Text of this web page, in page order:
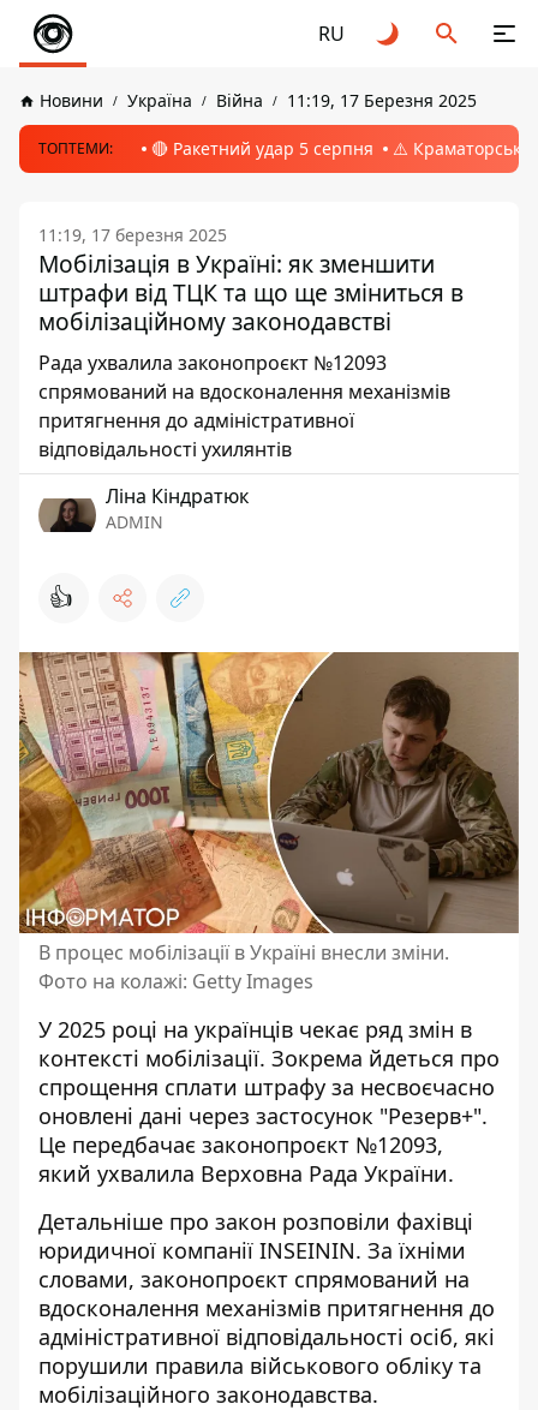
RU
Новини Україна Війна 11:19, 17 Березня 2025
ТОПТЕМИ: 🔴 Ракетний удар 5 серпня ⚠️ Краматорськ,
11:19, 17 березня 2025
Мобілізація в Україні: як зменшити
штрафи від ТЦК та що ще зміниться в
мобілізаційному законодавстві
Рада ухвалила законопроєкт №12093
спрямований на вдосконалення механізмів
притягнення до адміністративної
відповідальності ухилянтів
Ліна Кіндратюк
ADMIN
👍
В процес мобілізації в Україні внесли зміни.
Фото на колажі: Getty Images
У 2025 році на українців чекає ряд змін в
контексті мобілізації. Зокрема йдеться про
спрощення сплати штрафу за несвоєчасно
оновлені дані через застосунок "Резерв+".
Це передбачає законопроєкт №12093,
який ухвалила Верховна Рада України.
Детальніше про закон розповіли фахівці
юридичної компанії INSEININ. За їхніми
словами, законопроєкт спрямований на
вдосконалення механізмів притягнення до
адміністративної відповідальності осіб, які
порушили правила військового обліку та
мобілізаційного законодавства.